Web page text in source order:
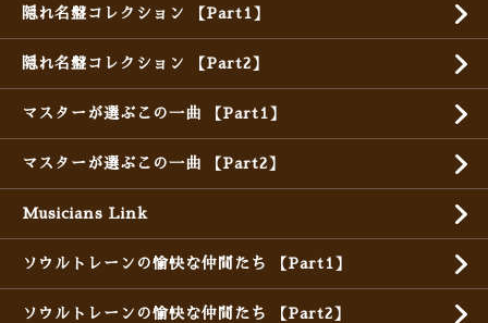
隠れ名盤コレクション 【Part1】
隠れ名盤コレクション 【Part2】
マスターが選ぶこの一曲 【Part1】
マスターが選ぶこの一曲 【Part2】
Musicians Link
ソウルトレーンの愉快な仲間たち 【Part1】
ソウルトレーンの愉快な仲間たち 【Part2】